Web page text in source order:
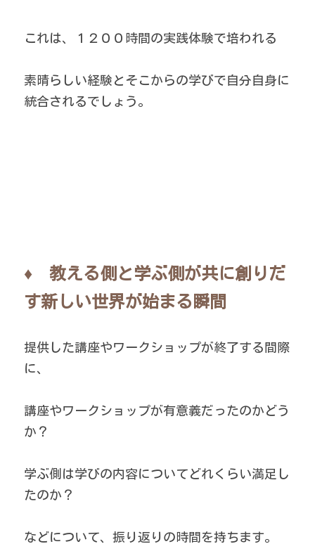
これは、１２００時間の実践体験で培われる
素晴らしい経験とそこからの学びで自分自身に
統合されるでしょう。
♦　教える側と学ぶ側が共に創りだ
す新しい世界が始まる瞬間
提供した講座やワークショップが終了する間際
に、
講座やワークショップが有意義だったのかどう
か？
学ぶ側は学びの内容についてどれくらい満足し
たのか？
などについて、振り返りの時間を持ちます。